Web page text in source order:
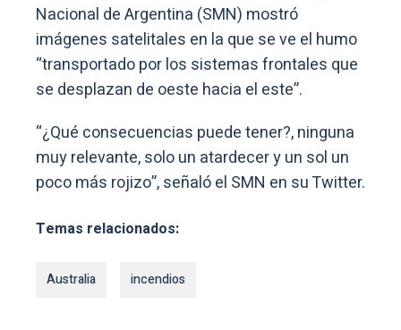
Nacional de Argentina (SMN) mostró
imágenes satelitales en la que se ve el humo
“transportado por los sistemas frontales que
se desplazan de oeste hacia el este”.
“¿Qué consecuencias puede tener?, ninguna
muy relevante, solo un atardecer y un sol un
poco más rojizo”, señaló el SMN en su Twitter.
Temas relacionados:
Australia incendios